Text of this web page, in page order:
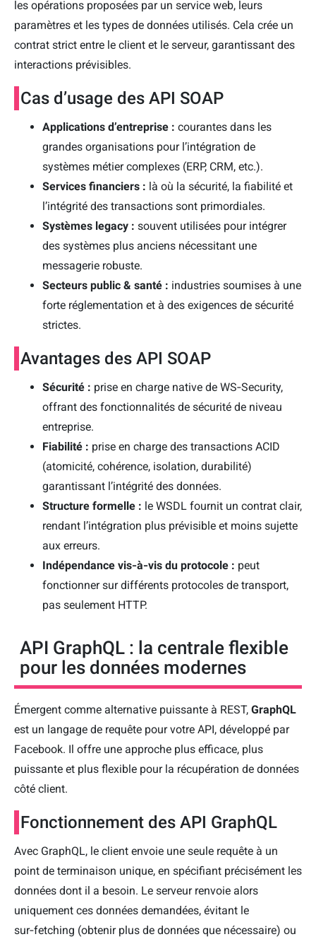
les opérations proposées par un service web, leurs
paramètres et les types de données utilisés. Cela crée un
contrat strict entre le client et le serveur, garantissant des
interactions prévisibles.
Cas d’usage des API SOAP
Applications d’entreprise : courantes dans les
grandes organisations pour l’intégration de
systèmes métier complexes (ERP, CRM, etc.).
Services financiers : là où la sécurité, la fiabilité et
l’intégrité des transactions sont primordiales.
Systèmes legacy : souvent utilisées pour intégrer
des systèmes plus anciens nécessitant une
messagerie robuste.
Secteurs public & santé : industries soumises à une
forte réglementation et à des exigences de sécurité
strictes.
Avantages des API SOAP
Sécurité : prise en charge native de WS‑Security,
offrant des fonctionnalités de sécurité de niveau
entreprise.
Fiabilité : prise en charge des transactions ACID
(atomicité, cohérence, isolation, durabilité)
garantissant l’intégrité des données.
Structure formelle : le WSDL fournit un contrat clair,
rendant l’intégration plus prévisible et moins sujette
aux erreurs.
Indépendance vis‑à‑vis du protocole : peut
fonctionner sur différents protocoles de transport,
pas seulement HTTP.
API GraphQL : la centrale flexible
pour les données modernes
Émergent comme alternative puissante à REST, GraphQL
est un langage de requête pour votre API, développé par
Facebook. Il offre une approche plus efficace, plus
puissante et plus flexible pour la récupération de données
côté client.
Fonctionnement des API GraphQL
Avec GraphQL, le client envoie une seule requête à un
point de terminaison unique, en spécifiant précisément les
données dont il a besoin. Le serveur renvoie alors
uniquement ces données demandées, évitant le
sur‑fetching (obtenir plus de données que nécessaire) ou